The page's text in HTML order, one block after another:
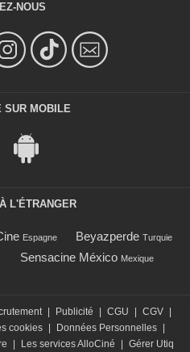
NOUS
SUR MOBILE
L'ÉTRANGER
Espagne Beyazperde Turquie
Sensacine México Mexique
Publicité CGU CGV
cookies Données Personnelles
Les services AlloCiné Gérer Utiq